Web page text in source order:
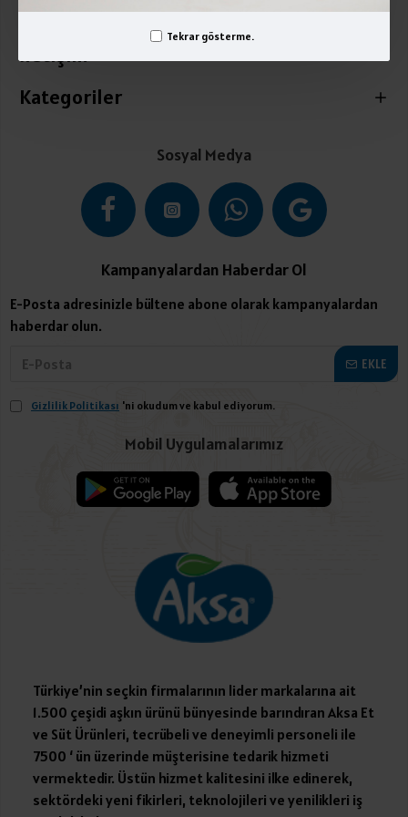
Tekrar gösterme.
Üyelik İşlemleri
İletişim
Kategoriler
Sosyal Medya
Kampanyalardan Haberdar Ol
E-Posta adresinizle bültene abone olarak kampanyalardan
haberdar olun.
EKLE
Gizlilik Politikası 'ni okudum ve kabul ediyorum.
Mobil Uygulamalarımız
Türkiye’nin seçkin firmalarının lider markalarına ait
1.500 çeşidi aşkın ürünü bünyesinde barındıran Aksa Et
ve Süt Ürünleri, tecrübeli ve deneyimli personeli ile
7500 ‘ ün üzerinde müşterisine tedarik hizmeti
vermektedir. Üstün hizmet kalitesini ilke edinerek,
sektördeki yeni fikirleri, teknolojileri ve yenilikleri iş